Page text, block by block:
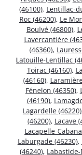
(46100), Lentillac-
Roc (46200), Le
Boulvé (46800),
Lavercantière
(46360),
Latouille-Lentillac
Toirac (46160),
(46160),
Fénelon (46350),
(46190),
Lagardelle (46220)
(46200), Lacave
Lacapelle-
Laburgade (46230),
(46240),